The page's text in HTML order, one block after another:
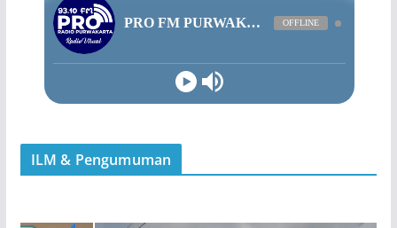
ILM & Pengumuman